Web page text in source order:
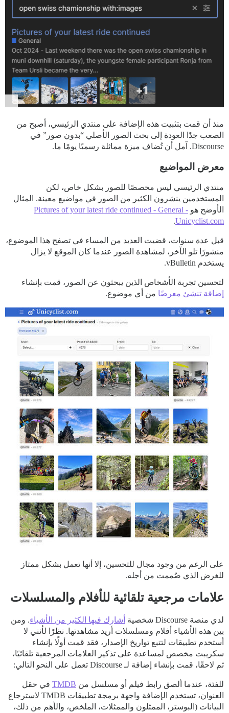
منذ أن قمت بتثبيت هذه الإضافة على منتدي الرئيسي، أصبح من
الصعب جدًا العودة إلى بحث الصور الأصلي “بدون صور” في
Discourse. آمل أن تُضاف ميزة مماثلة رسميًا يومًا ما.
معرض المواضيع
منتدي الرئيسي ليس مخصصًا للصور بشكل خاص، لكن
المستخدمين ينشرون الكثير من الصور في مواضيع معينة. المثال
الأوضح هو Pictures of your latest ride continued - General -
Unicyclist.com
.
قبل عدة سنوات، قضيت العديد من المساء في تصفح هذا الموضوع،
منشورًا تلو الآخر، لمشاهدة الصور عندما كان الموقع لا يزال
يستخدم vBulletin.
لتحسين تجربة الأشخاص الذين يبحثون عن الصور، قمت بإنشاء
إضافة تنشئ معرضًا من أي موضوع.
على الرغم من وجود مجال للتحسين، إلا أنها تعمل بشكل ممتاز
للغرض الذي صُممت من أجله.
علامات مرجعية تلقائية للأفلام والمسلسلات
لدي منصة Discourse شخصية أشارك فيها الكثير من الأشياء. ومن
بين هذه الأشياء أفلام ومسلسلات أريد مشاهدتها. نظرًا لأنني لا
أستخدم تطبيقات لتتبع تواريخ الإصدار، فقد قمت أولًا بإنشاء
سكريبت مخصص لمساعدة على تذكير العلامات المرجعية تلقائيًا،
ثم لاحقًا، قمت بإنشاء إضافة لـ Discourse تعمل على النحو التالي:
للفئة، عندما ألصق رابط فيلم أو مسلسل من TMDB في حقل
العنوان، تستخدم الإضافة واجهة برمجة تطبيقات TMDB لاسترجاع
البيانات (البوستر، الممثلون والممثلات، الملخص، والأهم من ذلك،